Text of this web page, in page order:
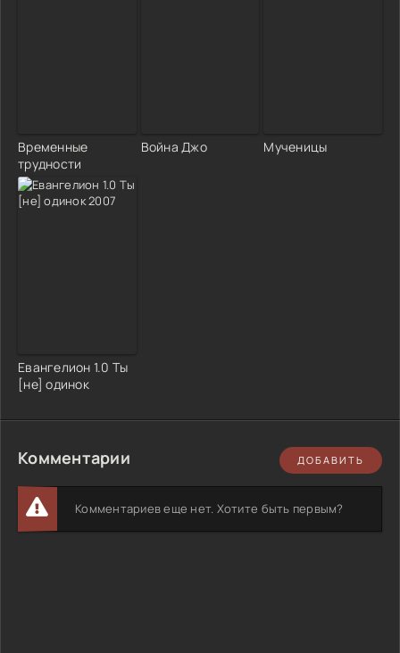
Временные
трудности
Война Джо Мученицы
Евангелион 1.0 Ты
[не] одинок
Комментарии ДОБАВИТЬ
Комментариев еще нет. Хотите быть первым?